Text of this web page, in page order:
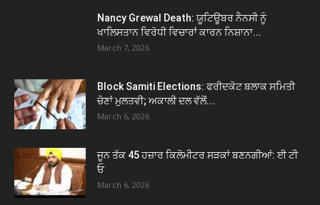
Nancy Grewal Death: ਯੂਟਿਊਬਰ ਨੈਨਸੀ ਨੂੰ
ਖਾਲਿਸਤਾਨ ਵਿਰੋਧੀ ਵਿਚਾਰਾਂ ਕਾਰਨ ਨਿਸ਼ਾਨਾ...
March 7, 2026
Block Samiti Elections: ਫਰੀਦਕੋਟ ਬਲਾਕ ਸਮਿਤੀ
ਚੋਣਾਂ ਮੁਲਤਵੀ; ਅਕਾਲੀ ਦਲ ਵੱਲੋਂ...
March 6, 2026
ਜੂਨ ਤੱਕ 45 ਹਜ਼ਾਰ ਕਿਲੋਮੀਟਰ ਸੜਕਾਂ ਬਣਨਗੀਆਂ: ਈ ਟੀ
ਓ
March 6, 2026